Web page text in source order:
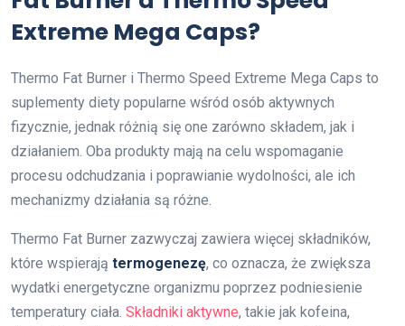
Extreme Mega Caps?
Thermo Fat Burner i Thermo Speed Extreme Mega Caps to
suplementy diety popularne wśród osób aktywnych
fizycznie, jednak różnią się one zarówno składem, jak i
działaniem. Oba produkty mają na celu wspomaganie
procesu odchudzania i poprawianie wydolności, ale ich
mechanizmy działania są różne.
Thermo Fat Burner zazwyczaj zawiera więcej składników,
które wspierają termogenezę, co oznacza, że zwiększa
wydatki energetyczne organizmu poprzez podniesienie
temperatury ciała. Składniki aktywne, takie jak kofeina,